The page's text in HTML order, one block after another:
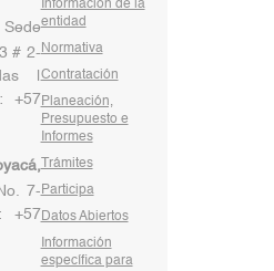
# 2-
|
+57
7-
+57
Información de la
entidad
Normativa
Contratación
Planeación,
Presupuesto e
Informes
Trámites
Participa
Datos Abiertos
Información
específica para